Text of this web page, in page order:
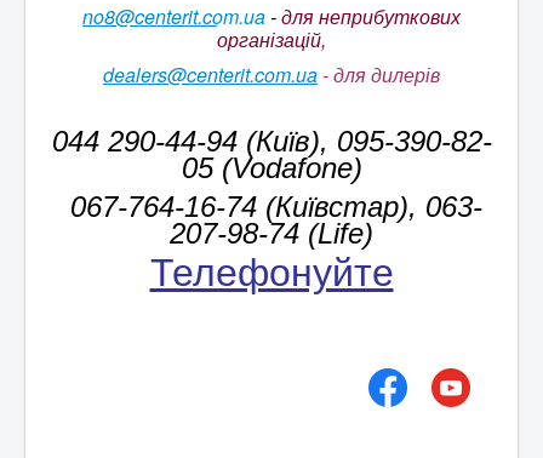
no8@centerit.com.ua-для неприбуткових
організацій,
dealers@centerit.com.ua-для дилерів
044 290-44-94 (Київ), 095-390-82-
05 (Vodafone)
067-764-16-74 (Київстар), 063-
207-98-74 (Life)
Телефонуйте